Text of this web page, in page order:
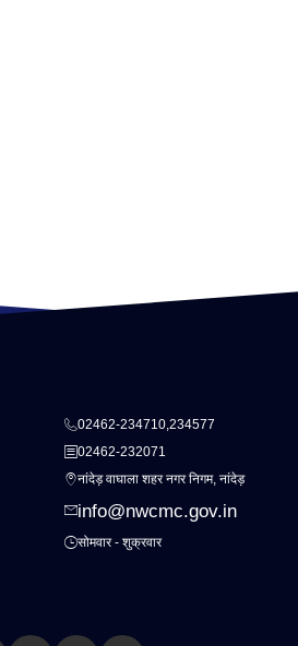
02462-234710,234577
02462-232071
नांदेड़ वाघाला शहर नगर निगम, नांदेड़
info@nwcmc.gov.in
सोमवार - शुक्रवार